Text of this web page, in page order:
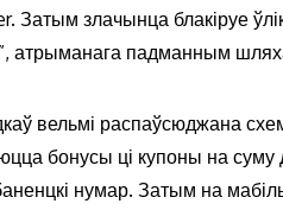
Затым злачынца блакіруе
атрыманага падманным
вельмі распаўсюджана
бонусы ці купоны на
нумар. Затым на